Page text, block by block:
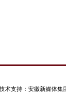
术支持：安徽新媒体集